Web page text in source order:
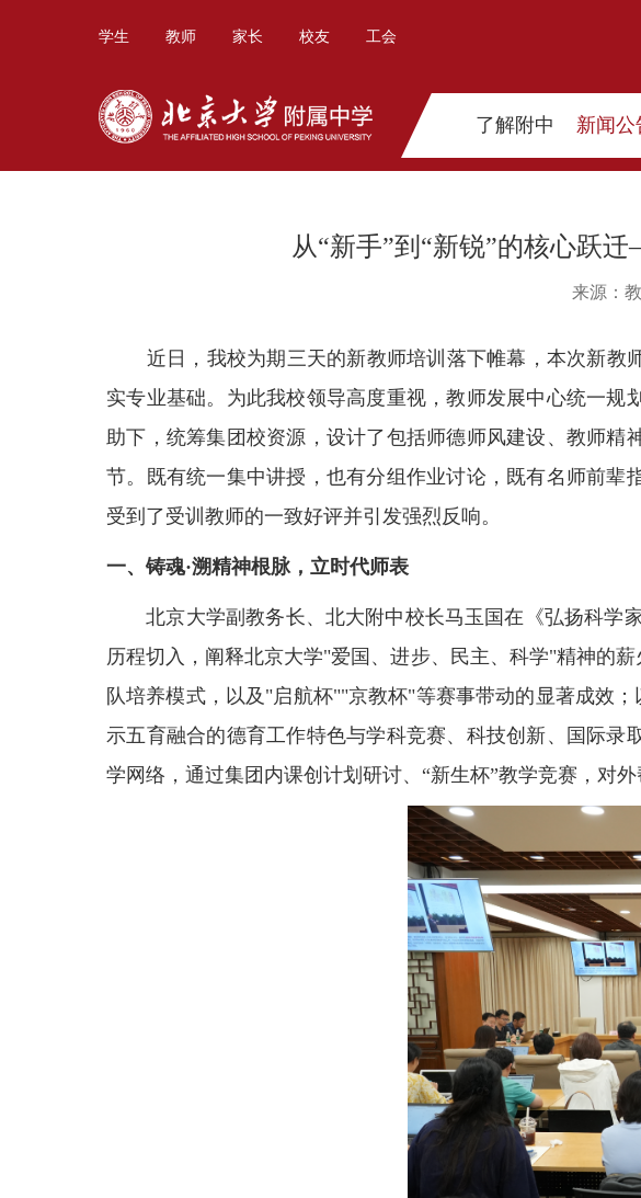
学生 教师 家长 校友 工会
了解附中 新闻公
从“新手”到“新锐”的核心跃
来源：
近日，我校为期三天的新教师培训落下帷幕，本次新教
实专业基础。为此我校领导高度重视，教师发展中心统一
助下，统筹集团校资源，设计了包括师德师风建设、教师
节。既有统一集中讲授，也有分组作业讨论，既有名师前辈
受到了受训教师的一致好评并引发强烈反响。
一、铸魂·溯精神根脉，立时代师表
北京大学副教务长、北大附中校长马玉国在《弘扬科学
历程切入，阐释北京大学"爱国、进步、民主、科学"精神的
队培养模式，以及"启航杯""京教杯"等赛事带动的显著成效
示五育融合的德育工作特色与学科竞赛、科技创新、国际
学网络，通过集团内课创计划研讨、“新生杯”教学竞赛，对